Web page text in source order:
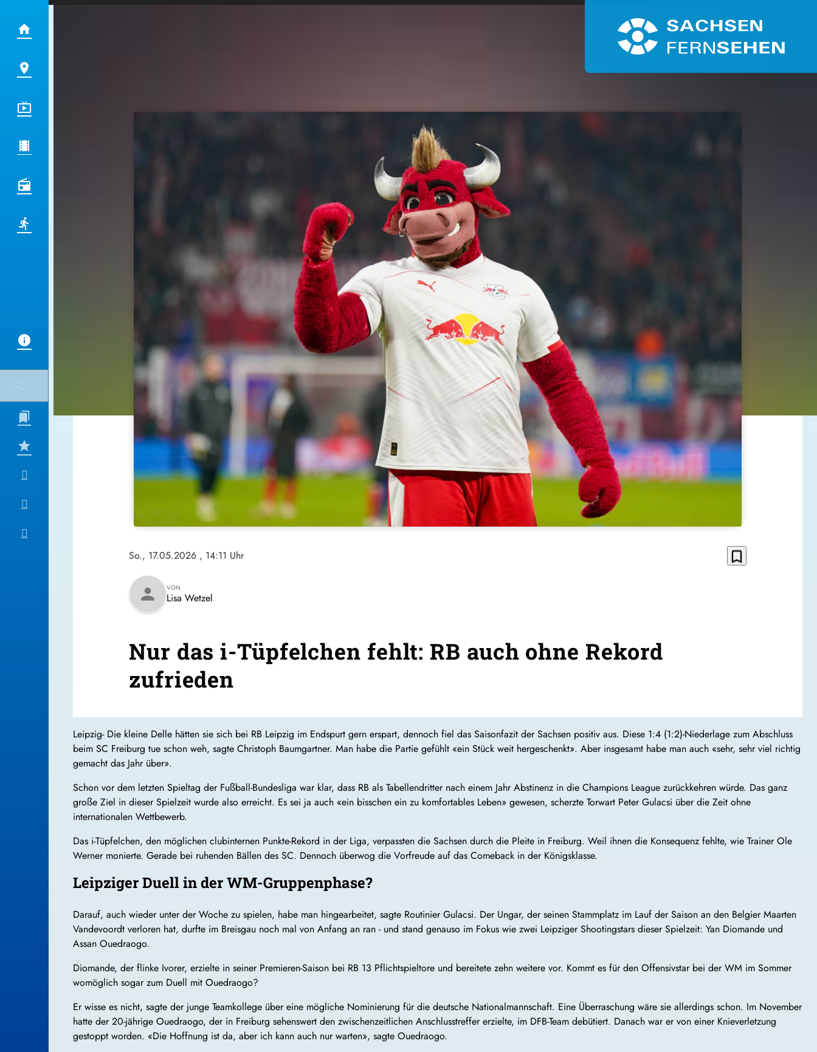
So., 17.05.2026 , 14:11 Uhr bookmark_border
person VON
Lisa Wetzel
Nur das i-Tüpfelchen fehlt: RB auch ohne Rekord
zufrieden
Leipzig- Die kleine Delle hätten sie sich bei RB Leipzig im Endspurt gern erspart, dennoch fiel das Saisonfazit der Sachsen positiv aus. Diese 1:4 (1:2)-Niederlage zum Abschluss
beim SC Freiburg tue schon weh, sagte Christoph Baumgartner. Man habe die Partie gefühlt «ein Stück weit hergeschenkt». Aber insgesamt habe man auch «sehr, sehr viel richtig
gemacht das Jahr über».
Schon vor dem letzten Spieltag der Fußball-Bundesliga war klar, dass RB als Tabellendritter nach einem Jahr Abstinenz in die Champions League zurückkehren würde. Das ganz
große Ziel in dieser Spielzeit wurde also erreicht. Es sei ja auch «ein bisschen ein zu komfortables Leben» gewesen, scherzte Torwart Peter Gulacsi über die Zeit ohne
internationalen Wettbewerb.
Das i-Tüpfelchen, den möglichen clubinternen Punkte-Rekord in der Liga, verpassten die Sachsen durch die Pleite in Freiburg. Weil ihnen die Konsequenz fehlte, wie Trainer Ole
Werner monierte. Gerade bei ruhenden Bällen des SC. Dennoch überwog die Vorfreude auf das Comeback in der Königsklasse.
Leipziger Duell in der WM-Gruppenphase?
Darauf, auch wieder unter der Woche zu spielen, habe man hingearbeitet, sagte Routinier Gulacsi. Der Ungar, der seinen Stammplatz im Lauf der Saison an den Belgier Maarten
Vandevoordt verloren hat, durfte im Breisgau noch mal von Anfang an ran - und stand genauso im Fokus wie zwei Leipziger Shootingstars dieser Spielzeit: Yan Diomande und
Assan Ouedraogo.
Diomande, der flinke Ivorer, erzielte in seiner Premieren-Saison bei RB 13 Pflichtspieltore und bereitete zehn weitere vor. Kommt es für den Offensivstar bei der WM im Sommer
womöglich sogar zum Duell mit Ouedraogo?
Er wisse es nicht, sagte der junge Teamkollege über eine mögliche Nominierung für die deutsche Nationalmannschaft. Eine Überraschung wäre sie allerdings schon. Im November
hatte der 20-jährige Ouedraogo, der in Freiburg sehenswert den zwischenzeitlichen Anschlusstreffer erzielte, im DFB-Team debütiert. Danach war er von einer Knieverletzung
gestoppt worden. «Die Hoffnung ist da, aber ich kann auch nur warten», sagte Ouedraogo.